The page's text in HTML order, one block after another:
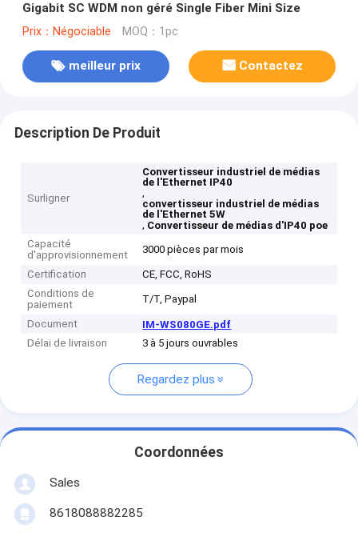
Gigabit SC WDM non géré Single Fiber Mini Size
Prix：Négociable MOQ：1pc
meilleur prix Contactez
Description De Produit
Surligner
Convertisseur industriel de médias
de l'Ethernet IP40
,
convertisseur industriel de médias
de l'Ethernet 5W
, Convertisseur de médias d'IP40 poe
Capacité
d'approvisionnement
3000 pièces par mois
Certification
CE, FCC, RoHS
Conditions de
paiement
T/T, Paypal
Document
IM-WS080GE.pdf
Délai de livraison
3 à 5 jours ouvrables
Regardez plus
Coordonnées
Sales
8618088882285